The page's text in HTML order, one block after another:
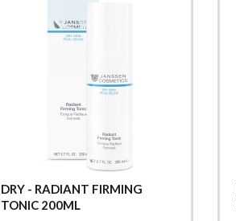
DRY - RADIANT FIRMING
TONIC 200ML